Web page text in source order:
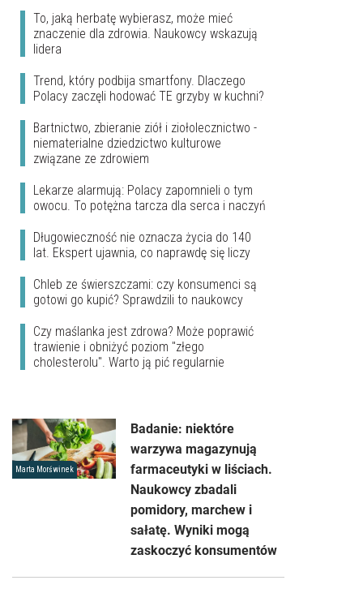
To, jaką herbatę wybierasz, może mieć
znaczenie dla zdrowia. Naukowcy wskazują
lidera
Trend, który podbija smartfony. Dlaczego
Polacy zaczęli hodować TE grzyby w kuchni?
Bartnictwo, zbieranie ziół i ziołolecznictwo -
niematerialne dziedzictwo kulturowe
związane ze zdrowiem
Lekarze alarmują: Polacy zapomnieli o tym
owocu. To potężna tarcza dla serca i naczyń
Długowieczność nie oznacza życia do 140
lat. Ekspert ujawnia, co naprawdę się liczy
Chleb ze świerszczami: czy konsumenci są
gotowi go kupić? Sprawdzili to naukowcy
Czy maślanka jest zdrowa? Może poprawić
trawienie i obniżyć poziom "złego
cholesterolu". Warto ją pić regularnie
Marta Morświnek
Badanie: niektóre
warzywa magazynują
farmaceutyki w liściach.
Naukowcy zbadali
pomidory, marchew i
sałatę. Wyniki mogą
zaskoczyć konsumentów